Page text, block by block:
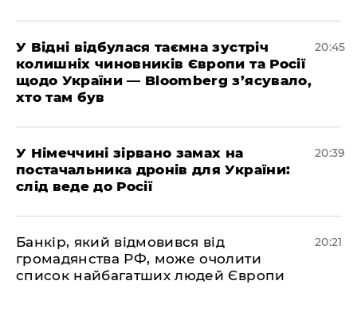
​У Відні відбулася таємна зустріч
колишніх чиновників Європи та Росії
щодо України — Bloomberg з’ясувало,
хто там був
20:45
​У Німеччині зірвано замах на
постачальника дронів для України:
слід веде до Росії
20:39
​Банкір, який відмовився від
громадянства РФ, може очолити
список найбагатших людей Європи
20:21